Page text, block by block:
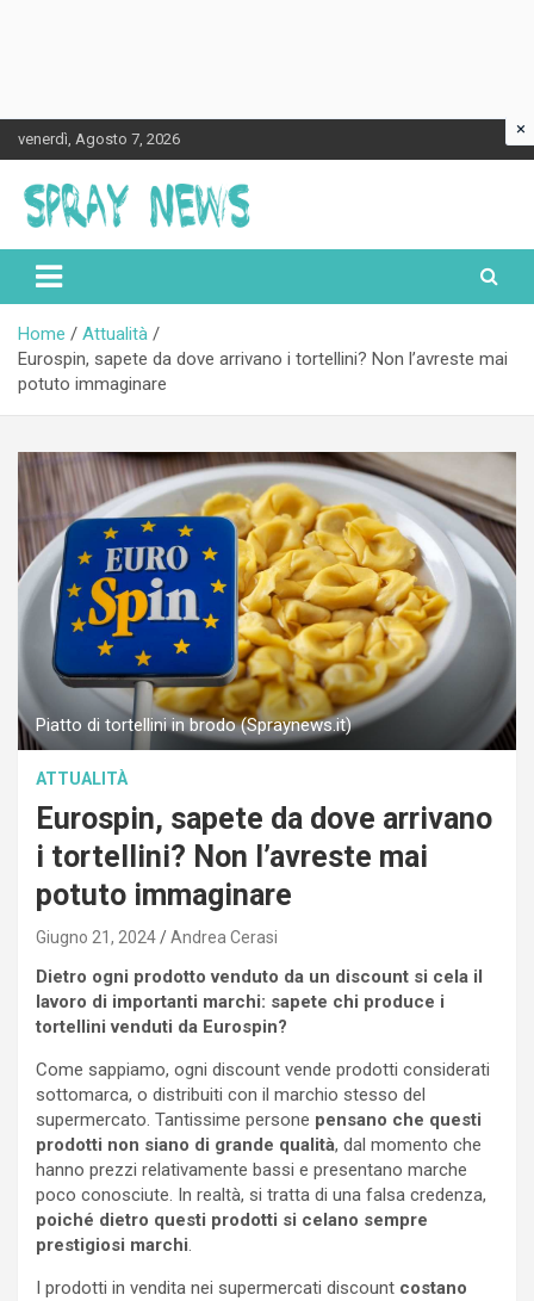
to
content
venerdì, Agosto 7, 2026
Spraynews.it
Home
Attualità
Eurospin, sapete da dove arrivano i tortellini? Non l’avreste mai
potuto immaginare
Piatto di tortellini in brodo (Spraynews.it)
ATTUALITÀ
Eurospin, sapete da dove arrivano
i tortellini? Non l’avreste mai
potuto immaginare
Giugno 21, 2024 Andrea Cerasi
Dietro ogni prodotto venduto da un discount si cela il
lavoro di importanti marchi: sapete chi produce i
tortellini venduti da Eurospin?
Come sappiamo, ogni discount vende prodotti considerati
sottomarca, o distribuiti con il marchio stesso del
supermercato. Tantissime persone pensano che questi
prodotti non siano di grande qualità, dal momento che
hanno prezzi relativamente bassi e presentano marche
poco conosciute. In realtà, si tratta di una falsa credenza,
poiché dietro questi prodotti si celano sempre
prestigiosi marchi.
I prodotti in vendita nei supermercati discount costano
×